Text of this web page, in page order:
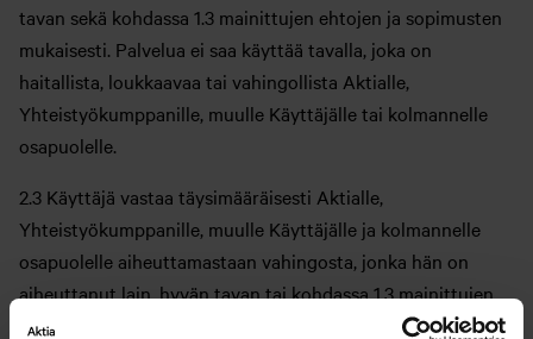
tavan sekä kohdassa 1.3 mainittujen ehtojen ja sopimusten
mukaisesti. Palvelua ei saa käyttää tavalla, joka on
haitallista, loukkaavaa tai vahingollista Aktialle,
Yhteistyökumppanille, muulle Käyttäjälle tai kolmannelle
osapuolelle.
2.3 Käyttäjä vastaa täysimääräisesti Aktialle,
Yhteistyökumppanille, muulle Käyttäjälle ja kolmannelle
osapuolelle aiheuttamastaan vahingosta, jonka hän on
aiheuttanut lain, hyvän tavan tai kohdassa 1.3 mainittujen
ehtojen tai sopimusten vastaisella Palvelun käyttämisellä.